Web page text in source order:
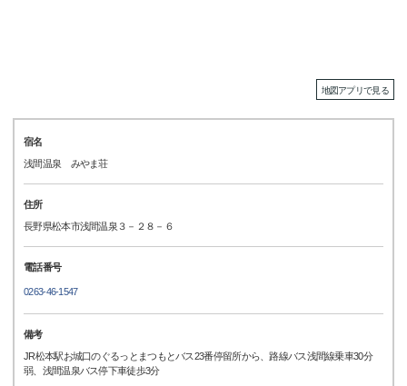
地図アプリで見る
宿名
浅間温泉 みやま荘
住所
長野県松本市浅間温泉３－２８－６
電話番号
0263-46-1547
備考
JR松本駅お城口のぐるっとまつもとバス23番停留所から、路線バス浅間線乗車30分
弱、浅間温泉バス停下車徒歩3分